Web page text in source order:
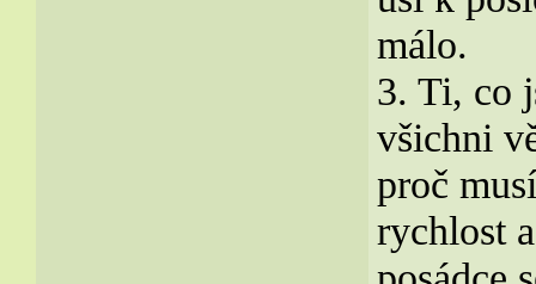
málo.
3. Ti, co
všichni
proč
rychlost